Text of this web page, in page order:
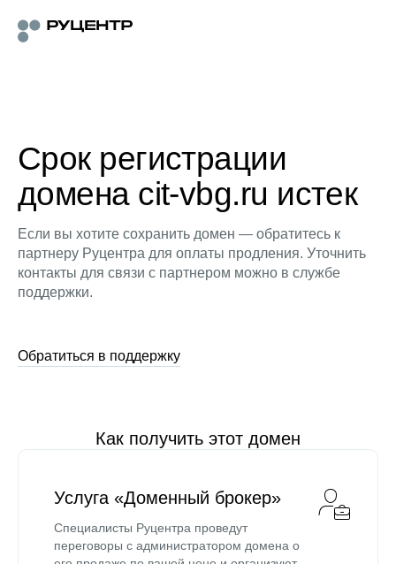
Срок регистрации
домена cit-vbg.ru истек
Если вы хотите сохранить домен — обратитесь к
партнеру Руцентра для оплаты продления. Уточнить
контакты для связи с партнером можно в службе
поддержки.
Обратиться в поддержку
Как получить этот домен
Услуга «Доменный брокер»
Специалисты Руцентра проведут
переговоры с администратором домена о